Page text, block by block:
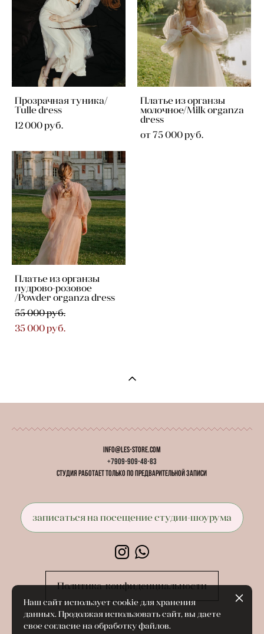
Прозрачная туника/
Tulle dress
12 000 pуб.
Платье из органзы
молочное/Milk organza
dress
от 75 000 pуб.
Платье из органзы
пудрово-розовое
/Powder organza dress
55 000 pуб.
35 000 pуб.
info@les-store.com
+7909-909-48-83
студия работаеттолькопо предварительной записи
записаться на посещение студии-шоурума
Политика конфиденциальности
сайт от vigbo
Наш сайт использует cookie для хранения
данных. Продолжая использовать сайт, вы даете
свое согласие на обработку файлов.